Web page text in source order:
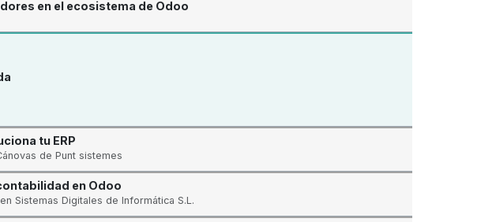
en el ecosistema de Odoo
tu ERP
de Punt sistemes
en Odoo
Sistemas Digitales de Informática S.L.